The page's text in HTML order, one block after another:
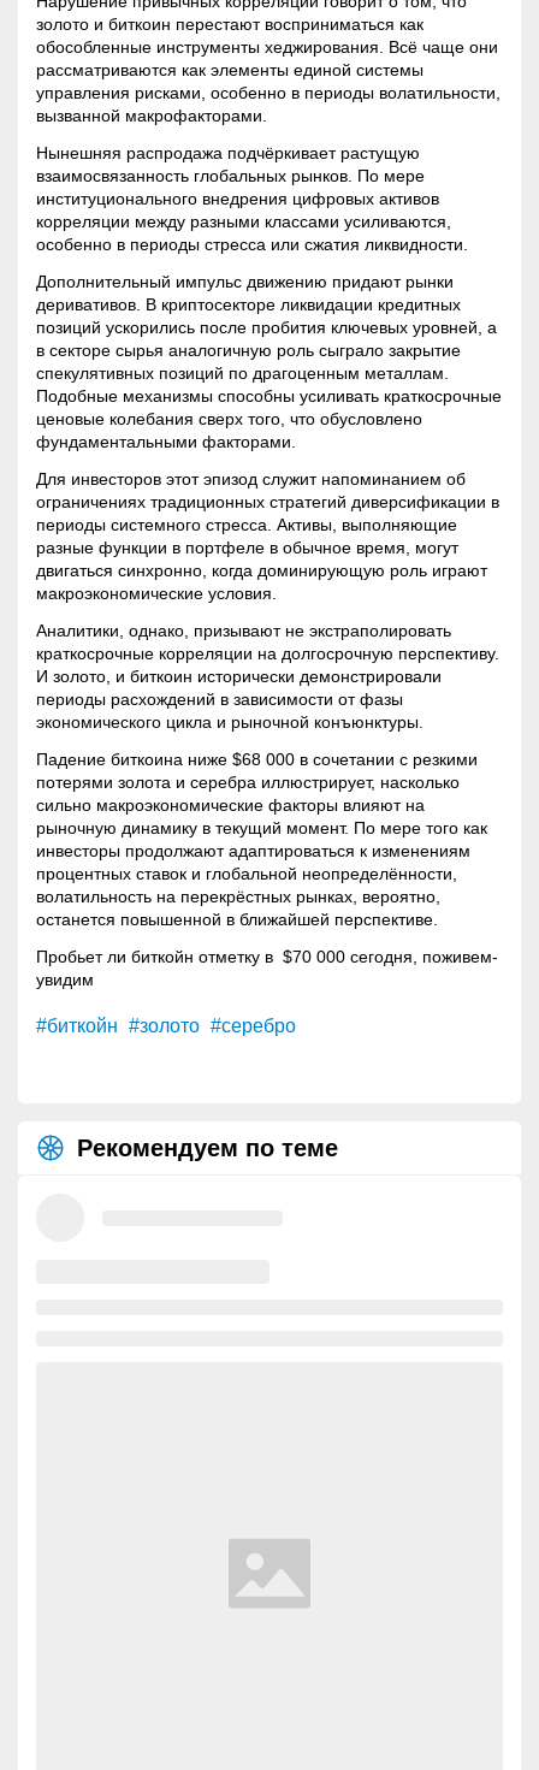
золото и биткоин перестают восприниматься как
обособленные инструменты хеджирования. Всё чаще они
рассматриваются как элементы единой системы
управления рисками, особенно в периоды волатильности,
вызванной макрофакторами.
Нынешняя распродажа подчёркивает растущую
взаимосвязанность глобальных рынков. По мере
институционального внедрения цифровых активов
корреляции между разными классами усиливаются,
особенно в периоды стресса или сжатия ликвидности.
Дополнительный импульс движению придают рынки
деривативов. В криптосекторе ликвидации кредитных
позиций ускорились после пробития ключевых уровней, а
в секторе сырья аналогичную роль сыграло закрытие
спекулятивных позиций по драгоценным металлам.
Подобные механизмы способны усиливать краткосрочные
ценовые колебания сверх того, что обусловлено
фундаментальными факторами.
Для инвесторов этот эпизод служит напоминанием об
ограничениях традиционных стратегий диверсификации в
периоды системного стресса. Активы, выполняющие
разные функции в портфеле в обычное время, могут
двигаться синхронно, когда доминирующую роль играют
макроэкономические условия.
Аналитики, однако, призывают не экстраполировать
краткосрочные корреляции на долгосрочную перспективу.
И золото, и биткоин исторически демонстрировали
периоды расхождений в зависимости от фазы
экономического цикла и рыночной конъюнктуры.
Падение биткоина ниже $68 000 в сочетании с резкими
потерями золота и серебра иллюстрирует, насколько
сильно макроэкономические факторы влияют на
рыночную динамику в текущий момент. По мере того как
инвесторы продолжают адаптироваться к изменениям
процентных ставок и глобальной неопределённости,
волатильность на перекрёстных рынках, вероятно,
останется повышенной в ближайшей перспективе.
Пробьет ли биткойн отметку в $70 000 сегодня, поживем-
увидим
#биткойн #золото #серебро
Рекомендуем по теме